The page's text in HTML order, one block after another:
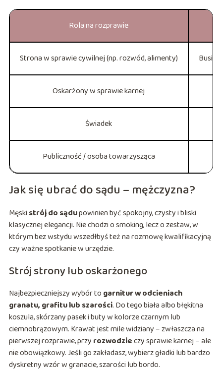
Rola na rozprawie
Strona w sprawie cywilnej (np. rozwód, alimenty)
Oskarżony w sprawie karnej
Świadek
Publiczność / osoba towarzysząca
Jak się ubrać do sądu – mężczyzna?
Męski strój do sądupowinien być spokojny, czysty i bliski
klasycznej elegancji. Nie chodzi o smoking, lecz o zestaw, w
którym bez wstydu wszedłbyś też na rozmowę kwalifikacyjną
czy ważne spotkanie w urzędzie.
Strój strony lub oskarżonego
Najbezpieczniejszy wybór to garnitur w odcieniach
granatu, grafitu lub szarości. Do tego biała albo błękitna
koszula, skórzany pasek i buty w kolorze czarnym lub
ciemnobrązowym. Krawat jest mile widziany – zwłaszcza na
pierwszej rozprawie, przy rozwodzieczy sprawie karnej – ale
nie obowiązkowy. Jeśli go zakładasz, wybierz gładki lub bardzo
dyskretny wzór w granacie, szarości lub bordo.